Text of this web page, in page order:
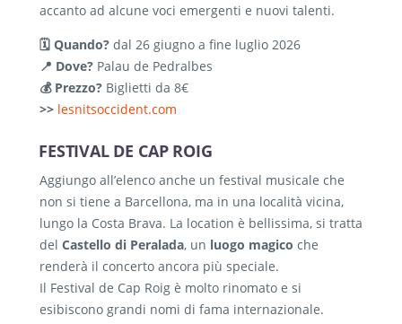
accanto ad alcune voci emergenti e nuovi talenti.
🗓️ Quando? dal 26 giugno a fine luglio 2026
📍 Dove? Palau de Pedralbes
💰 Prezzo? Biglietti da 8€
>> lesnitsoccident.com
FESTIVAL DE CAP ROIG
Aggiungo all’elenco anche un festival musicale che
non si tiene a Barcellona, ma in una località vicina,
lungo la Costa Brava. La location è bellissima, si tratta
del Castello di Peralada, un luogo magico che
renderà il concerto ancora più speciale.
Il Festival de Cap Roig è molto rinomato e si
esibiscono grandi nomi di fama internazionale.